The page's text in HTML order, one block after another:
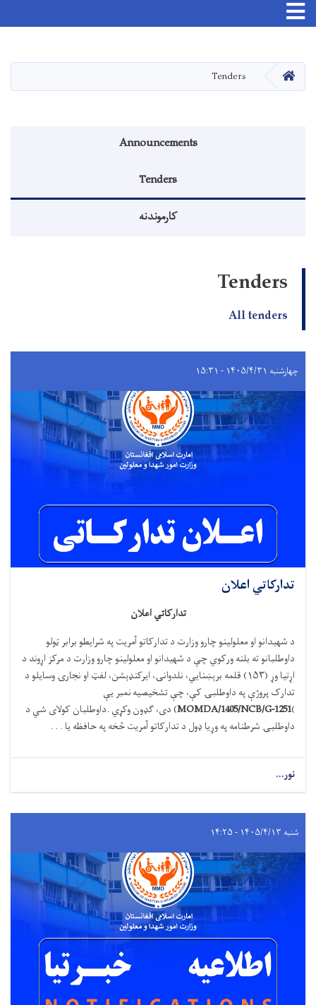
کور Tenders
Announcements
Tenders
کارموندنه
Tenders
All tenders
چهارشنبه ۱۴۰۵/۴/۳۱ - ۱۵:۳۱
تدارکاتي اعلان
تدارکاتي اعلان
د شهیدانو او معلولینو چارو وزارت د تدارکاتو آمریت په شرایطو برابر ټولو
داوطلبانو ته بلنه ورکوي چې د شهیدانو او معلولینو چارو وزارت د مرکز اړوند د
اړتیا وړ (۱۵۳) قلمه برېښنایي، نلدوانۍ، ایرکنډېشن، لفټ او نجارۍ وسایلو د
تدارک پروژې په داوطلبۍ کې، چې تشخیصیه نمبر یې
(
MOMDA/1405/NCB/G-1251
)دی، ګډون وکړي .داوطلبان کولای شي د
داوطلبۍ شرطنامه په وړیا ډول د تدارکاتو آمریت څخه په حافظه یا . . .
نور...
شنبه ۱۴۰۵/۴/۱۳ - ۱۴:۲۵